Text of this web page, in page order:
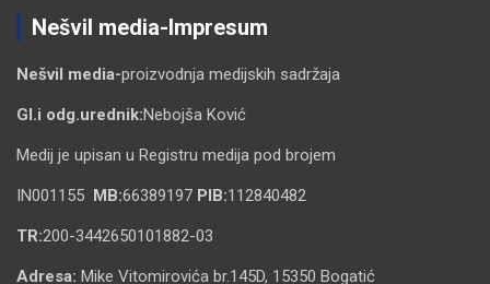
Nešvil media-Impresum
Nešvil media-proizvodnja medijskih sadržaja
Gl.i odg.urednik:Nebojša Ković
Medij je upisan u Registru medija pod brojem
IN001155 MB:66389197 PIB:112840482
TR:200-3442650101882-03
Adresa: Mike Vitomirovića br.145D, 15350 Bogatić